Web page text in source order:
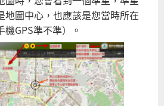
地圖中心，也應該是您當時所在
GPS準不準）。